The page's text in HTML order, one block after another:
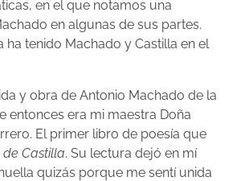
en el que notamos una
en algunas de sus partes.
ha tenido Machado y Castilla en el
y obra de Antonio Machado de la
entonces era mi maestra Doña
El primer libro de poesía que
de Castilla. Su lectura dejó en mí
quizás porque me sentí unida